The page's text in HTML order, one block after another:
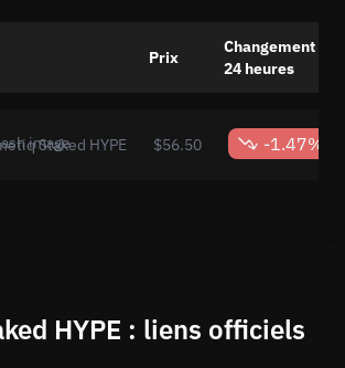
Prix
Changement en
24 heures
Staked HYPE $56.50 -1.47%
HYPE : liens officiels